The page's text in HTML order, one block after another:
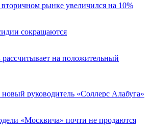
рынке увеличился на 10%
сокращаются
на положительный
новый руководитель «Соллерс Алабуга»
«Москвича» почти не продаются